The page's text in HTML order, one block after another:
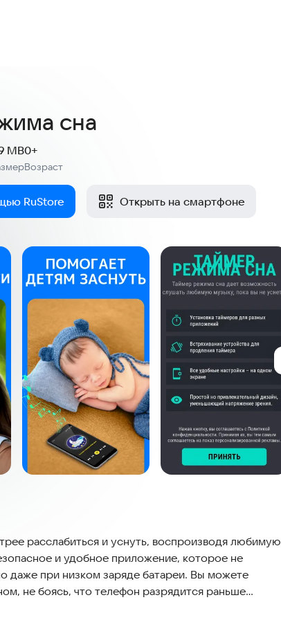
сна
MB
Возраст
0+
RuStore Открыть на смартфоне
расслабиться и уснуть, воспроизводя любимую
и удобное приложение, которое не
даже при низком заряде батареи. Вы можете
не боясь, что телефон разрядится раньше